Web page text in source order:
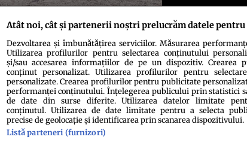
Termeni şi condiţiiEchipa redacțională
Atât noi, cât și partenerii noștri prelucrăm datele pentru
Dezvoltarea și îmbunătățirea serviciilor. Măsurarea
Utilizarea profilurilor pentru selectarea conținutului
și/sau accesarea informațiilor de pe un dispozitiv. Crearea
conținut personalizat. Utilizarea profilurilor pentru
personalizate. Crearea profilurilor pentru publicitate
performanței conținutului. Înțelegerea publicului prin statistici
de date din surse diferite. Utilizarea datelor limitate
conținutul. Utilizarea de date limitate pentru a selecta
precise de geolocație și identificarea prin scanarea dispozitivului.
Listă parteneri (furnizori)